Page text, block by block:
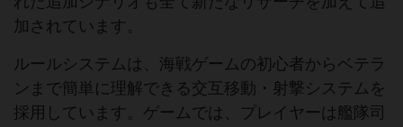
加されています。
ルールシステムは、海戦ゲームの初心者からベテラ
ンまで簡単に理解できる交互移動・射撃システムを
採用しています。ゲームでは、プレイヤーは艦隊司